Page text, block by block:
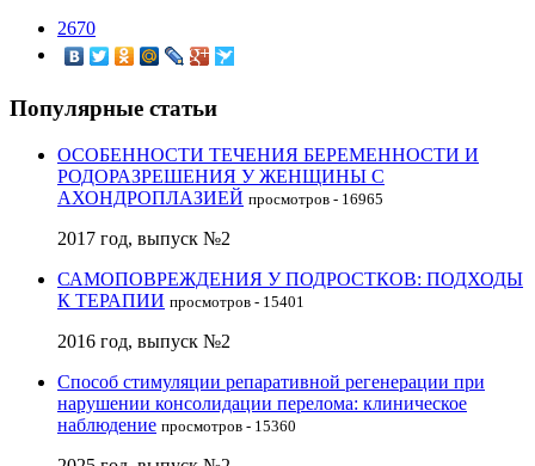
2670
Популярные статьи
ОСОБЕННОСТИ ТЕЧЕНИЯ БЕРЕМЕННОСТИ И
РОДОРАЗРЕШЕНИЯ У ЖЕНЩИНЫ С
АХОНДРОПЛАЗИЕЙ просмотров - 16965
2017 год, выпуск №2
САМОПОВРЕЖДЕНИЯ У ПОДРОСТКОВ: ПОДХОДЫ
К ТЕРАПИИ просмотров - 15401
2016 год, выпуск №2
Способ стимуляции репаративной регенерации при
нарушении консолидации перелома: клиническое
наблюдение просмотров - 15360